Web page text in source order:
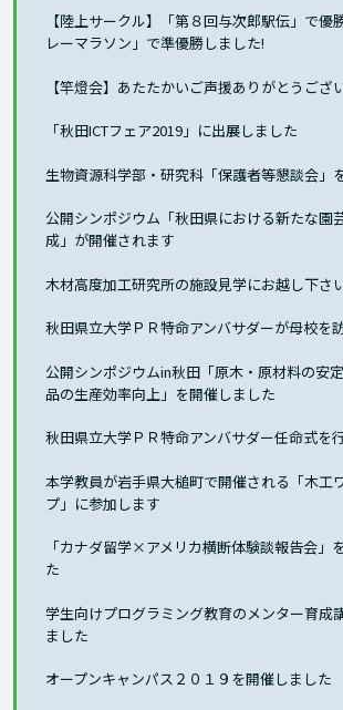
【陸上サークル】「第８回与次郎駅伝」で優
レーマラソン」で準優勝しました!
【竿燈会】あたたかいご声援ありがとうござ
「秋田ICTフェア2019」に出展しました
生物資源科学部・研究科「保護者等懇談会」
公開シンポジウム「秋田県における新たな園
成」が開催されます
木材高度加工研究所の施設見学にお越し下さ
秋田県立大学ＰＲ特命アンバサダーが母校を
公開シンポジウムin秋田「原木・原材料の安
品の生産効率向上」を開催しました
秋田県立大学ＰＲ特命アンバサダー任命式を
本学教員が岩手県大槌町で開催される「木工
プ」に参加します
「カナダ留学×アメリカ横断体験談報告会」
た
学生向けプログラミング教育のメンター育成
ました
オープンキャンパス２０１９を開催しました